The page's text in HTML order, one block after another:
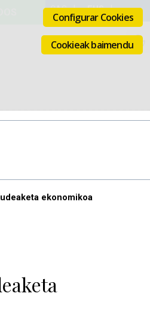
Configurar Cookies
Cookieak baimendu
ekonomikoa